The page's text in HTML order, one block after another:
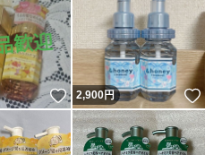
いいね！
2,900円